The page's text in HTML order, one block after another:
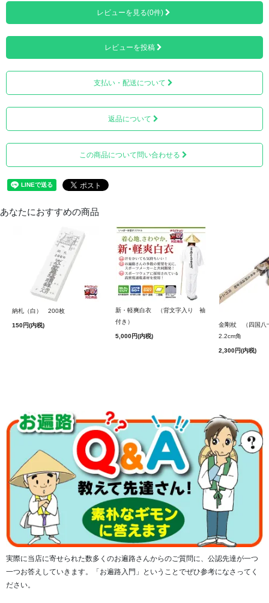
輪袈裟とは略式の法衣で、巡拝しやすいように首から掛け
るようになっています。霊場の巡拝には法衣はかかせませ
されています。
■重量＝約48g
レビューを見る(0件)
レビューを投稿
支払い・配送について
返品について
この商品について問い合わせる
あなたにおすすめの商品
納札（白） 200枚
150円(内税)
新・軽爽白衣 （背文字入り 袖
付き）
5,000円(内税)
金剛杖 （四国
2.2cm角
2,300円(内税)
実際に当店に寄せられた数多くのお遍路さんからのご質問に、公認先達が一つ
一つお答えしていきます。「お遍路入門」ということでぜひ参考になさってく
ださい。